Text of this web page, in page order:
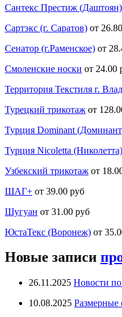
Сантекс Престиж (Даштоян)
Сартэкс (г. Саратов) от
Сенатор (г.Раменское) от
Смоленские носки от 24.00
Территория Текстиля г.
Турецкий трикотаж от
Турция Dominant
Турция Nicoletta (Николетта)
Узбекский трикотаж от
ШАГ+ от 39.00 руб
Шугуан от 31.00 руб
ЮстаТекс (Воронеж) от
Новые записи
26.11.2025 Новости
10.08.2025 Размерные